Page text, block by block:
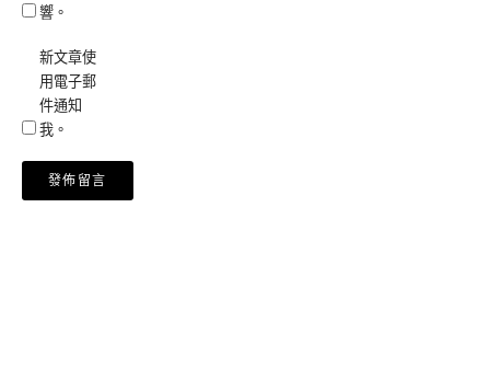
響。
新文章使
用電子郵
件通知
我。